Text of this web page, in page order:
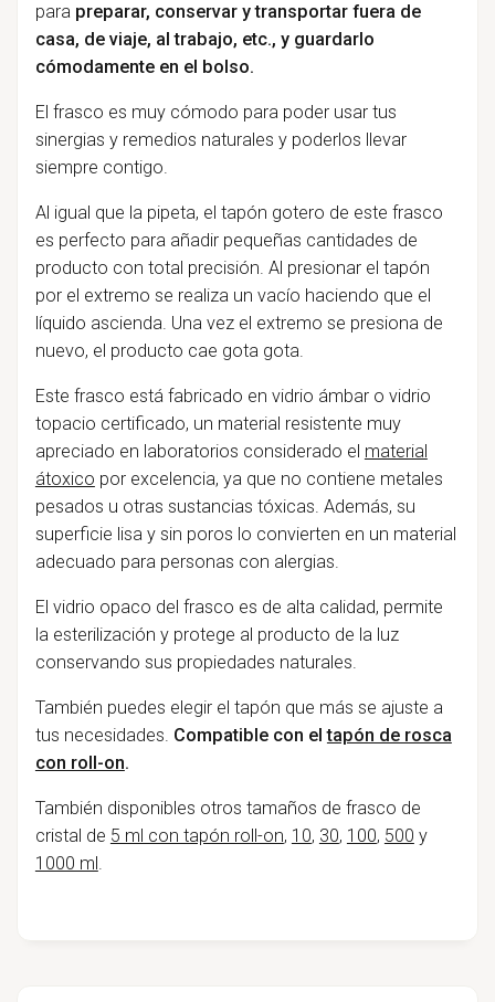
para preparar, conservar y transportar fuera de
casa, de viaje, al trabajo, etc., y guardarlo
cómodamente en el bolso.
El frasco es muy cómodo para poder usar tus
sinergias y remedios naturales y poderlos llevar
siempre contigo.
Al igual que la pipeta, el tapón gotero de este frasco
es perfecto para añadir pequeñas cantidades de
producto con total precisión. Al presionar el tapón
por el extremo se realiza un vacío haciendo que el
líquido ascienda. Una vez el extremo se presiona de
nuevo, el producto cae gota gota.
Este frasco está fabricado en vidrio ámbar o vidrio
topacio certificado, un material resistente muy
apreciado en laboratorios considerado el material
átoxico por excelencia, ya que no contiene metales
pesados u otras sustancias tóxicas. Además, su
superficie lisa y sin poros lo convierten en un material
adecuado para personas con alergias.
El vidrio opaco del frasco es de alta calidad, permite
la esterilización y protege al producto de la luz
conservando sus propiedades naturales.
También puedes elegir el tapón que más se ajuste a
tus necesidades. Compatible con eltapón de rosca
con roll-on.
También disponibles otros tamaños de frasco de
cristal de 5 ml con tapón roll-on, 10, 30, 100, 500 y
1000 ml.